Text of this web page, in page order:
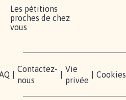
Les pétitions
proches de chez
vous
Contactez-
nous
Vie
privée
Cookies